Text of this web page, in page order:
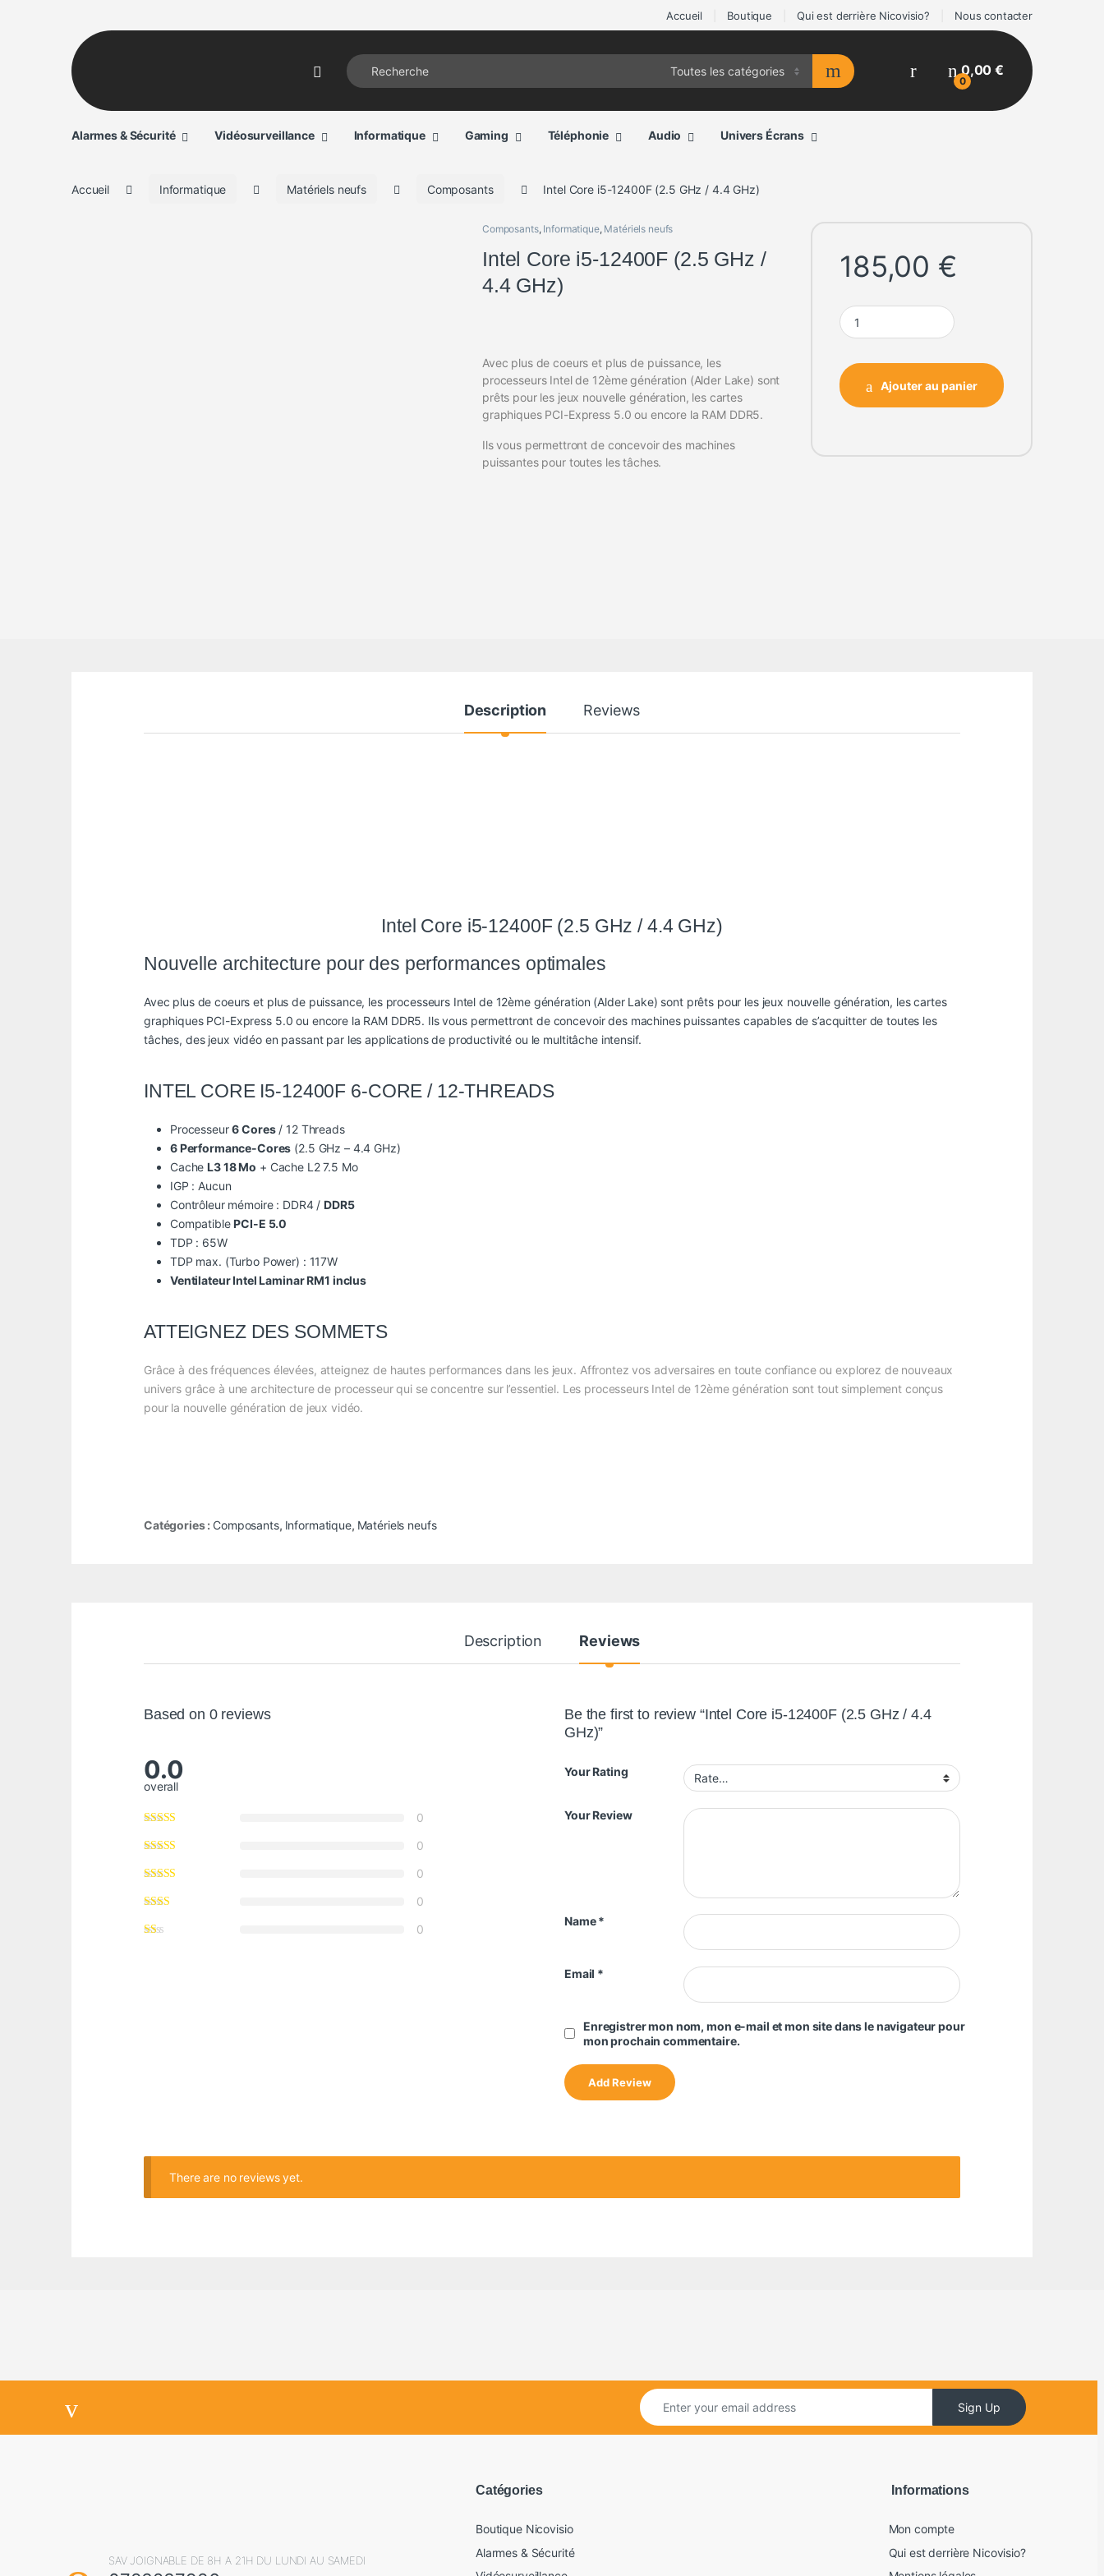
Accueil Boutique Qui est derrière Nicovisio? Nous contacter
Search for:
0
0,00€
Alarmes & Sécurité Vidéosurveillance Informatique Gaming Téléphonie Audio Univers Écrans
Accueil Informatique Matériels neufs Composants Intel Core i5-12400F (2.5 GHz / 4.4 GHz)
Composants, Informatique, Matériels neufs
Intel Core i5-12400F (2.5 GHz /
4.4 GHz)
Avec plus de coeurs et plus de puissance, les
processeurs Intel de 12ème génération (Alder Lake) sont
prêts pour les jeux nouvelle génération, les cartes
graphiques PCI-Express 5.0 ou encore la RAM DDR5.
Ils vous permettront de concevoir des machines
puissantes pour toutes les tâches.
185,00 €
Intel Core i5-12400F (2.5 GHz / 4.4 GHz) quantity
Ajouter au panier
Description Reviews
Intel Core i5-12400F (2.5 GHz / 4.4 GHz)
Nouvelle architecture pour des performances optimales
Avec plus de coeurs et plus de puissance, les processeurs Intel de 12ème génération (Alder Lake) sont prêts pour les jeux nouvelle génération, les cartes
graphiques PCI-Express 5.0 ou encore la RAM DDR5. Ils vous permettront de concevoir des machines puissantes capables de s’acquitter de toutes les
tâches, des jeux vidéo en passant par les applications de productivité ou le multitâche intensif.
INTEL CORE I5-12400F 6-CORE / 12-THREADS
Processeur6 Cores/ 12 Threads
6 Performance-Cores (2.5 GHz – 4.4 GHz)
CacheL3 18 Mo + Cache L2 7.5 Mo
IGP : Aucun
Contrôleur mémoire : DDR4 /DDR5
CompatiblePCI-E 5.0
TDP : 65W
TDP max. (Turbo Power) : 117W
Ventilateur Intel Laminar RM1 inclus
ATTEIGNEZ DES SOMMETS
Grâce à des fréquences élevées, atteignez de hautes performances dans les jeux. Affrontez vos adversaires en toute confiance ou explorez de nouveaux
univers grâce à une architecture de processeur qui se concentre sur l’essentiel. Les processeurs Intel de 12ème génération sont tout simplement conçus
pour la nouvelle génération de jeux vidéo.
Catégories : Composants, Informatique, Matériels neufs
Description Reviews
Based on 0 reviews
0.0
overall
0
0
0
0
0
Be the first to review “Intel Core i5-12400F (2.5 GHz / 4.4
GHz)”
Your Rating
Your Review
Name*
Email *
Enregistrer mon nom, mon e-mail et mon site dans le navigateur pour
mon prochain commentaire.
There are no reviews yet.
Sign Up
SAV JOIGNABLE DE 8H A 21H DU LUNDI AU SAMEDI
Catégories
Boutique Nicovisio
Alarmes & Sécurité
Informations
Mon compte
Qui est derrière Nicovisio?